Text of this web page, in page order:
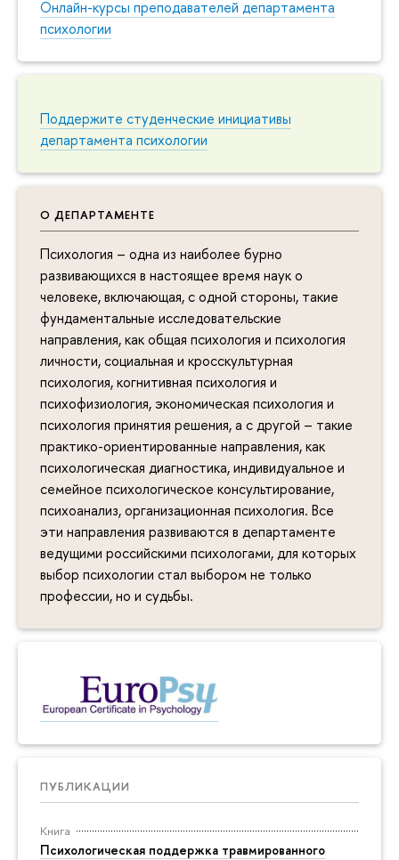
Онлайн-курсы преподавателей департамента
психологии
Поддержите студенческие инициативы
департамента психологии
О ДЕПАРТАМЕНТЕ
Психология – одна из наиболее бурно
развивающихся в настоящее время наук о
человеке, включающая, с одной стороны, такие
фундаментальные исследовательские
направления, как общая психология и психология
личности, социальная и кросскультурная
психология, когнитивная психология и
психофизиология, экономическая психология и
психология принятия решения, а с другой – такие
практико-ориентированные направления, как
психологическая диагностика, индивидуальное и
семейное психологическое консультирование,
психоанализ, организационная психология. Все
эти направления развиваются в департаменте
ведущими российскими психологами, для которых
выбор психологии стал выбором не только
профессии, но и судьбы.
ПУБЛИКАЦИИ
Книга
Психологическая поддержка травмированного